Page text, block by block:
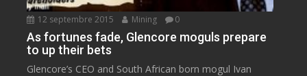
12 septembre 2015 Mining 0
As fortunes fade, Glencore moguls prepare
to up their bets
Glencore’s CEO and South African born mogul Ivan